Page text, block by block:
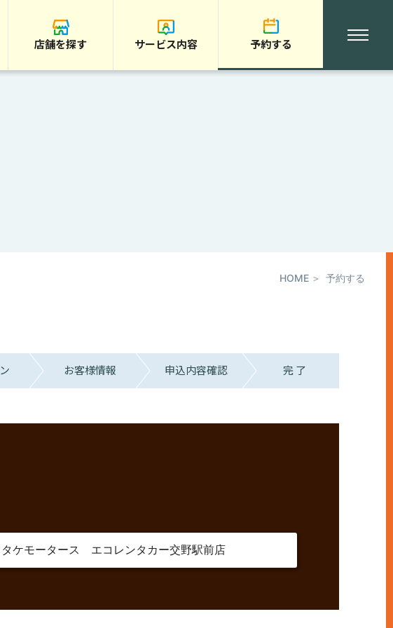
店舗を探す サービス内容 予約する
HOME 予約する
お客様情報 申込内容確認 完 了